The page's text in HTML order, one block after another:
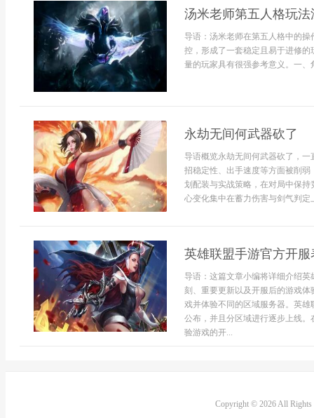
汤米老师第五人格玩
导语：汤米老师在第五人格中的
控，形成了一套稳定且易于进修
量的玩家具有很强参考意义。一
永劫无间何武器砍了
导语概览永劫无间何武器砍了，
招稳定性、出手速度等方面被削
划配装与实战策略，在对局中保
心变化集中在蓄力伤害与剑气判定
英雄联盟手游官方开
导语：这篇文章小编将详细介绍
刻、重要更新以及开服后的游戏
戏并体验不同的区域服务器。英
公布，并且分区域进行逐步上线
验游戏的开...
Copyright © 2026 All